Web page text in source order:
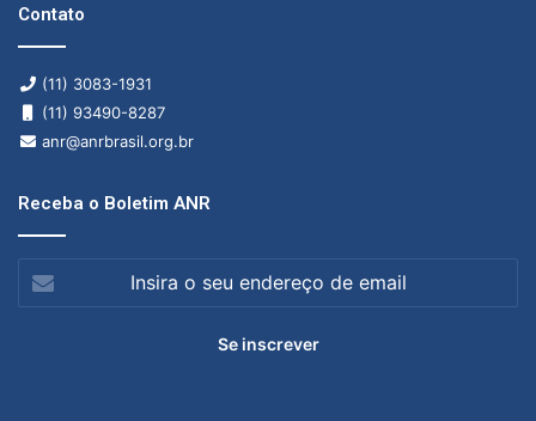
Contato
(11) 3083-1931
(11) 93490-8287
anr@anrbrasil.org.br
Receba o Boletim ANR